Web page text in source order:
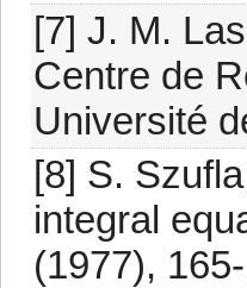
[7] J. M.
Centre de
Université
[8] S.
integral
(1977),